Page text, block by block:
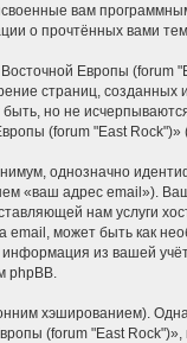
вам
о прочтённых вами
Европы
страниц,
но не
(forum "East
однозначно
«ваш адрес email»).
нам услуги
email, может быть как
из вашей
phpBB.
хэшированием).
(forum "East